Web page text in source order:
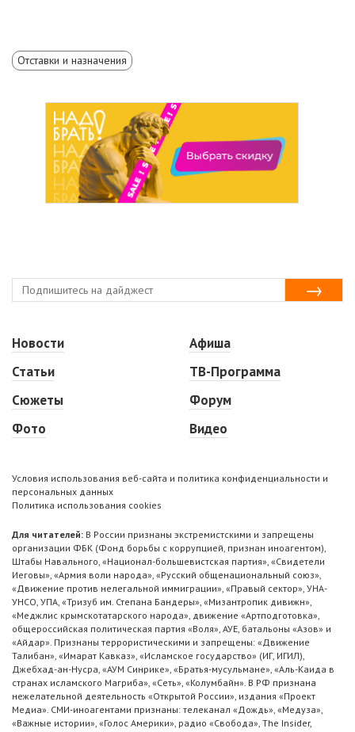
Отставки и назначения
Новости
Статьи
Сюжеты
Фото
Афиша
ТВ-Программа
Форум
Видео
Условия использования веб-сайта и политика конфиденциальности и
персональных данных
Политика использования cookies
Для читателей: В России признаны экстремистскими и запрещены
организации ФБК (Фонд борьбы с коррупцией, признан иноагентом),
Штабы Навального, «Национал-большевистская партия», «Свидетели
Иеговы», «Армия воли народа», «Русский общенациональный союз»,
«Движение против нелегальной иммиграции», «Правый сектор», УНА-
УНСО, УПА, «Тризуб им. Степана Бандеры», «Мизантропик дивижн»,
«Меджлис крымскотатарского народа», движение «Артподготовка»,
общероссийская политическая партия «Воля», АУЕ, батальоны «Азов» и
«Айдар». Признаны террористическими и запрещены: «Движение
Талибан», «Имарат Кавказ», «Исламское государство» (ИГ, ИГИЛ),
Джебхад-ан-Нусра, «АУМ Синрике», «Братья-мусульмане», «Аль-Каида в
странах исламского Магриба», «Сеть», «Колумбайн». В РФ признана
нежелательной деятельность «Открытой России», издания «Проект
Медиа». СМИ-иноагентами признаны: телеканал «Дождь», «Медуза»,
«Важные истории», «Голос Америки», радио «Свобода», The Insider,